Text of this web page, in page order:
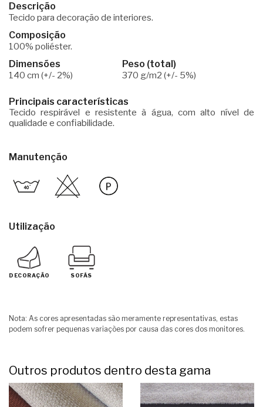
Descrição
Tecido para decoração de interiores.
Composição
100% poliéster.
Dimensões
140 cm (+/- 2%)
Peso (total)
370 g/m2 (+/- 5%)
Principais características
Tecido respirável e resistente à água, com alto nível de
qualidade e confiabilidade.
Manutenção
Utilização
DECORAÇÃO SOFÁS
Nota: As cores apresentadas são meramente representativas, estas
podem sofrer pequenas variações por causa das cores dos monitores.
Outros produtos dentro desta gama